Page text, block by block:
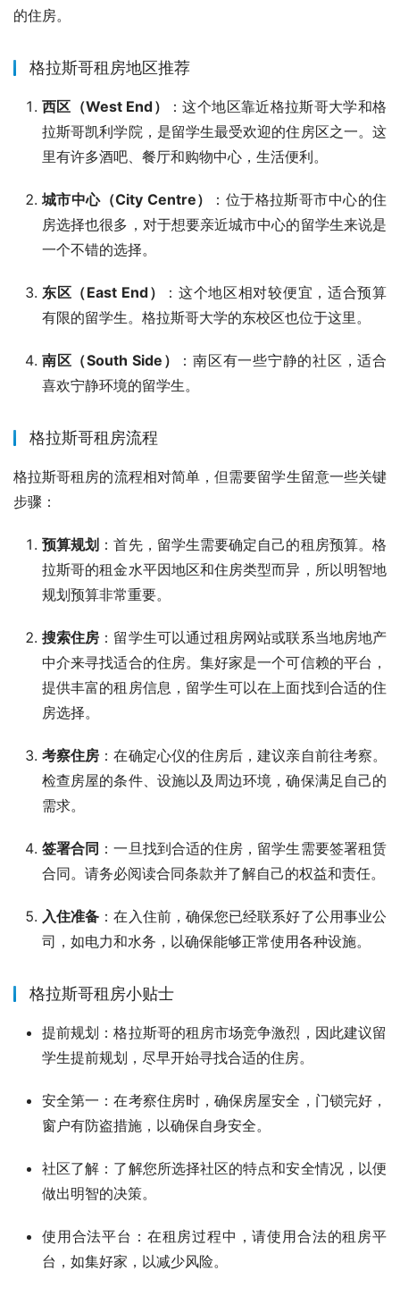
的住房。
格拉斯哥租房地区推荐
西区（West End）
：这个地区靠近格拉斯哥大学和格
拉斯哥凯利学院，是留学生最受欢迎的住房区之一。这
里有许多酒吧、餐厅和购物中心，生活便利。
城市中心（City Centre）
：位于格拉斯哥市中心的住
房选择也很多，对于想要亲近城市中心的留学生来说是
一个不错的选择。
东区（East End）
：这个地区相对较便宜，适合预算
有限的留学生。格拉斯哥大学的东校区也位于这里。
南区（South Side）
：南区有一些宁静的社区，适合
喜欢宁静环境的留学生。
格拉斯哥租房流程
格拉斯哥租房的流程相对简单，但需要留学生留意一些关键
步骤：
预算规划 ：首先，留学生需要确定自己的租房预算。格
拉斯哥的租金水平因地区和住房类型而异，所以明智地
规划预算非常重要。
搜索住房 ：留学生可以通过租房网站或联系当地房地产
中介来寻找适合的住房。集好家是一个可信赖的平台，
提供丰富的租房信息，留学生可以在上面找到合适的住
房选择。
考察住房 ：在确定心仪的住房后，建议亲自前往考察。
检查房屋的条件、设施以及周边环境，确保满足自己的
需求。
签署合同 ：一旦找到合适的住房，留学生需要签署租赁
合同。请务必阅读合同条款并了解自己的权益和责任。
入住准备 ：在入住前，确保您已经联系好了公用事业公
司，如电力和水务，以确保能够正常使用各种设施。
格拉斯哥租房小贴士
提前规划：格拉斯哥的租房市场竞争激烈，因此建议留
学生提前规划，尽早开始寻找合适的住房。
安全第一：在考察住房时，确保房屋安全，门锁完好，
窗户有防盗措施，以确保自身安全。
社区了解：了解您所选择社区的特点和安全情况，以便
做出明智的决策。
使用合法平台：在租房过程中，请使用合法的租房平
台，如集好家，以减少风险。